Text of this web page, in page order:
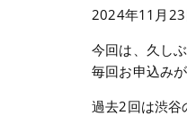
2024年11月23
今回は、久し
毎回お申込み
過去2回は渋谷